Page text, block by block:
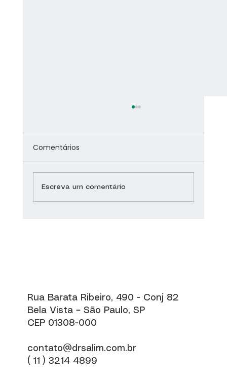
Rua Barata Ribeiro, 490 - Conj 82
Bela Vista – São Paulo, SP
CEP 01308-000
contato@drsalim.com.br
( 11 ) 3214 4899
Comentários
Escreva um comentário